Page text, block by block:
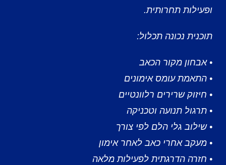
ופעילות תחרותית.
תוכנית נכונה תכלול:
• אבחון מקור הכאב
• התאמת עומס אימונים
• חיזוק שרירים רלוונטיים
• תרגול תנועה וטכניקה
• שילוב גלי הלם לפי צורך
• מעקב אחרי כאב לאחר אימון
• חזרה הדרגתית לפעילות מלאה